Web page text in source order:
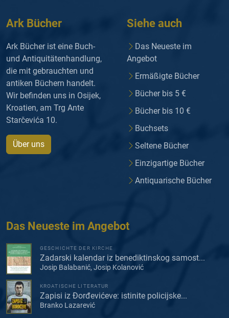
Ark Bücher
Ark Bücher ist eine Buch-
und Antiquitätenhandlung,
die mit gebrauchten und
antiken Büchern handelt.
Wir befinden uns in Osijek,
Kroatien, am Trg Ante
Starčevića 10.
Über uns
Siehe auch
Das Neueste im
Angebot
Ermäßigte Bücher
Bücher bis 5 €
Bücher bis 10 €
Buchsets
Seltene Bücher
Einzigartige Bücher
Antiquarische Bücher
Das Neueste im Angebot
GESCHICHTE DER KIRCHE
Zadarski kalendar iz benediktinskog samost...
Josip Balabanić, Josip Kolanović
KROATISCHE LITERATUR
Zapisi iz Đorđevićeve: istinite policijske...
Branko Lazarević